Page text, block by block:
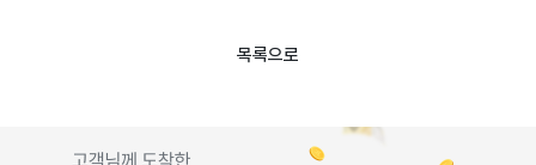
목록으로